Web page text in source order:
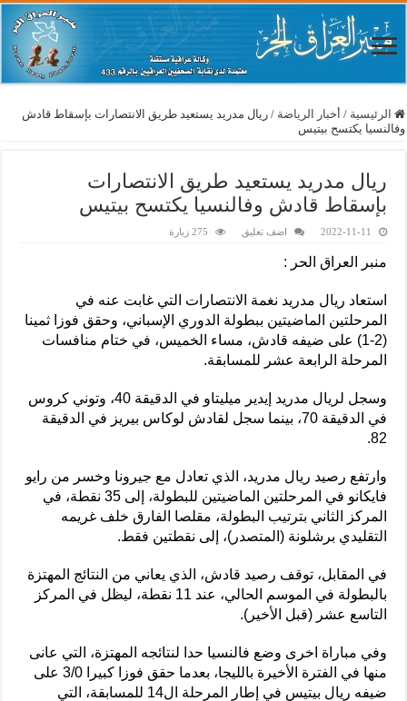
الرئيسية / أخبار الرياضة / ريال مدريد يستعيد طريق الانتصارات بإسقاط قادش
وفالنسيا يكتسح بيتيس
ريال مدريد يستعيد طريق الانتصارات
بإسقاط قادش وفالنسيا يكتسح بيتيس
2022-11-11 اضف تعليق 275 زيارة
منبر العراق الحر :
استعاد ريال مدريد نغمة الانتصارات التي غابت عنه في
المرحلتين الماضيتين ببطولة الدوري الإسباني، وحقق فوزا ثمينا
(2-1) على ضيفه قادش، مساء الخميس، في ختام منافسات
المرحلة الرابعة عشر للمسابقة.
وسجل لريال مدريد إيدير ميليتاو في الدقيقة 40، وتوني كروس
في الدقيقة 70، بينما سجل لقادش لوكاس بيريز في الدقيقة
82.
وارتفع رصيد ريال مدريد، الذي تعادل مع جيرونا وخسر من رايو
فايكانو في المرحلتين الماضيتين للبطولة، إلى 35 نقطة، في
المركز الثاني بترتيب البطولة، مقلصا الفارق خلف غريمه
التقليدي برشلونة (المتصدر)، إلى نقطتين فقط.
في المقابل، توقف رصيد قادش، الذي يعاني من النتائج المهتزة
بالبطولة في الموسم الحالي، عند 11 نقطة، ليظل في المركز
التاسع عشر (قبل الأخير).
وفي مباراة اخرى وضع فالنسيا حدا لنتائجه المهتزة، التي عانى
منها في الفترة الأخيرة بالليجا، بعدما حقق فوزا كبيرا 3/0 على
ضيفه ريال بيتيس في إطار المرحلة ال14 للمسابقة، التي